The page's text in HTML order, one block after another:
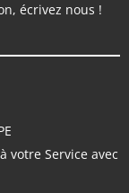
écrivez nous !
votre Service avec